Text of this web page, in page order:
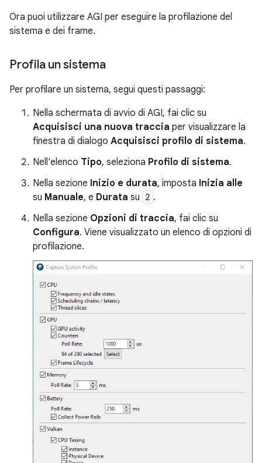
Ora puoi utilizzare AGI per eseguire la profilazione del
sistema e dei frame.
Profila un sistema
Per profilare un sistema, segui questi passaggi:
Nella schermata di avvio di AGI, fai clic su
Acquisisci una nuova traccia per visualizzare la
finestra di dialogo Acquisisci profilo di sistema.
Nell'elenco Tipo, seleziona Profilo di sistema.
Nella sezione Inizio e durata, imposta Inizia alle
su Manuale, e Durata su 2 .
Nella sezione Opzioni di traccia, fai clic su
Configura. Viene visualizzato un elenco di opzioni di
profilazione.